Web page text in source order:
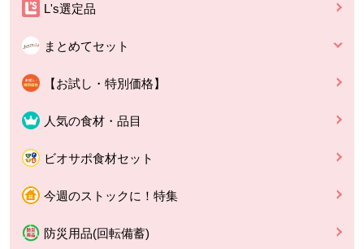
L's選定品
まとめてセット
【お試し・特別価格】
人気の食材・品目
ビオサポ食材セット
今週のストックに！特集
防災用品(回転備蓄)